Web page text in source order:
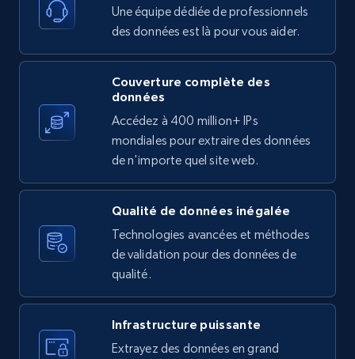
11.3K+ 1.5K+ Essai gratuit
X (formerly Twitter) - Posts
ID, User posted, Name, Description, Date
posted, Photos, URL, Quoted post, and more.
1.2K+
X (formerly Twitter) - Posts - Collecting
Twitter posts URLs
posted, Photos, URL, Quoted post, and more.
10.3K+ 1.2K+ Essai gratuit
Une équipe dédiée de professionnels
des données est là pour vous aider.
Couverture complète des
données
Accédez à 400 million+ IPs
mondiales pour extraire des données
de n'importe quel site web.
Qualité de données inégalée
Technologies avancées et méthodes
de validation pour des données de
qualité.
Infrastructure puissante
Extrayez des données en grand